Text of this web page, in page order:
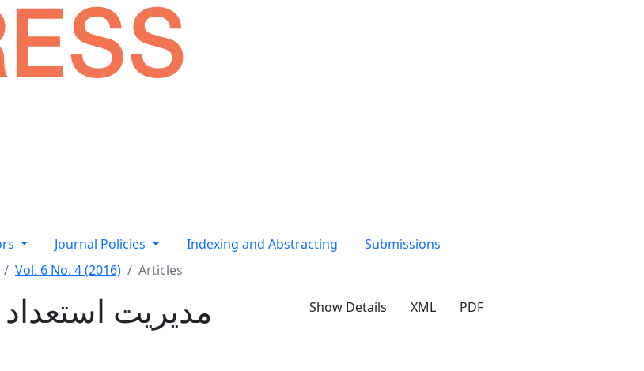
Journal Policies Indexing and Abstracting
Submissions
Vol. 6 No. 4 (2016) Articles
مدیریت
Show Details XML PDF